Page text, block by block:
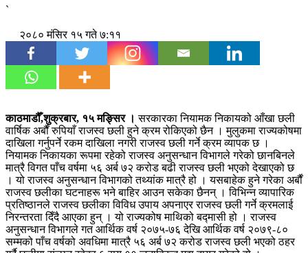
`
२०८० मंसिर १५ गते ७:११
काठमाडौँ,शुक्रबार, १५ मङ्सिर । सरकारका नियामक निकायको आँखा छली
वार्षिक अर्बौं रुपियाँ राजस्व छली हुने क्रम रोकिएको छैन । मुलुकमा राज्यकोषमा
दाखिला गर्नुपर्ने रकम दाखिला नगरी राजस्व छली गर्ने क्रम व्यापक छ ।
नियामक निकायका रूपमा रहेको राजस्व अनुसन्धान विभागले गरेको छानबिनले
मात्रै विगत पाँच वर्षमा ५६ अर्ब ७२ करोड बढी राजस्व छली भएको देखाएको छ
। यो राजस्व अनुसन्धान विभागको तथ्यांक मात्रै हो । यसबाहेक हुने गरेका अर्बौं
राजस्व छलीका घटनाहरू भने बाहिर आउन सकेका छैनन् । विभिन्न व्यापारिक
प्रतिष्ठानले राजस्व छलीका विविध उपाय अपनाएर राजस्व छली गर्ने क्रमलाई
निरन्तरता दिँदै आएका हुन् । यो राज्यकोष माथिको बद्मासी हो । राजस्व
अनुसन्धान विभागले गत आर्थिक वर्ष २०७५-७६ देखि आर्थिक वर्ष २०७९-८०
सम्मको पाँच वर्षको अवधिमा मात्रै ५६ अर्ब ७२ करोड राजस्व छली भएको ठहर